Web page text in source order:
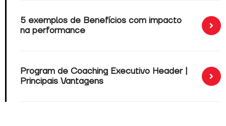
5 exemplos de Benefícios com impacto
na performance
Program de Coaching Executivo Header |
Principais Vantagens